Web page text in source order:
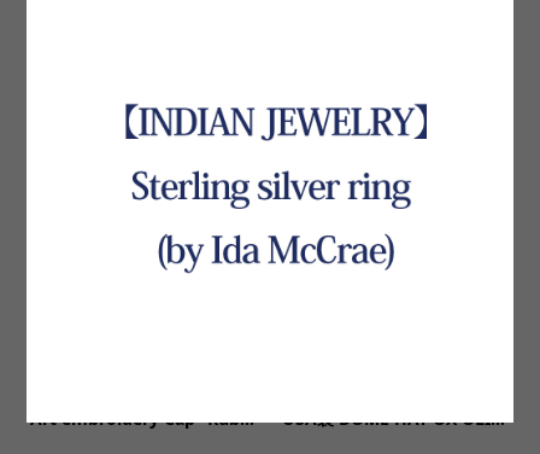
【JHANKSON(ジャンクソ
ン)】Tシャツが３種類入荷い
【vecchi ベッキ】Made In It
aly Work Pants LAVORO イ
タリア製 ワークパンツ ラヴ...
Art embroidery Cap “Rub...
USA製 DOME HAT OX OLI...